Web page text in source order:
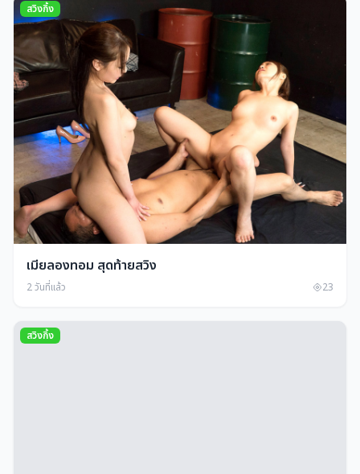
สวิงกิ้ง
เมียลองทอม สุดท้ายสวิง
2 วันที่แล้ว 23
สวิงกิ้ง